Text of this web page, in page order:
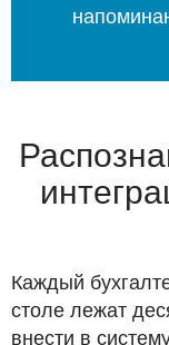
Каждый
столе лежат
внести в